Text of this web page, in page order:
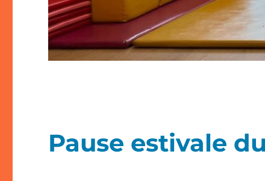
Pause estivale